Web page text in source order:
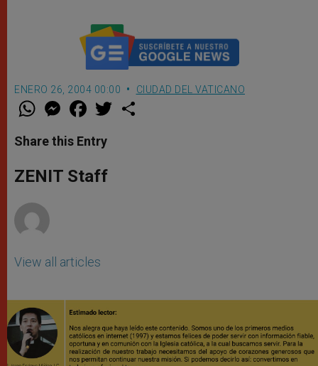
ENERO 26, 2004 00:00 CIUDAD DEL VATICANO
W
t
s
p
p
M
e
s
e
g
e
F
a
e
b
o
k
w
Share this Entry
ZENIT Staff
View all articles